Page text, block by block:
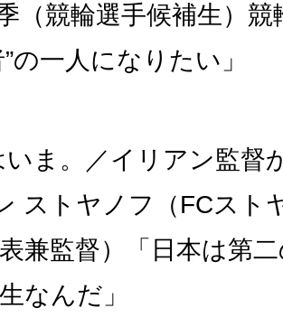
（競輪選手候補生）
”の一人になりたい」
いま。／イリアン監督
ストヤノフ（FCスト
兼監督）「日本は第
なんだ」